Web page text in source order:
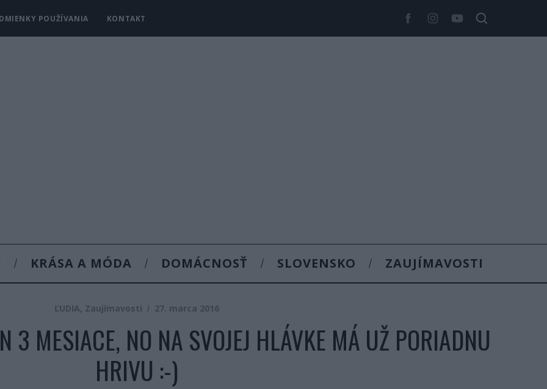
POUŽÍVANIA KONTAKT
KRÁSA A MÓDA DOMÁCNOSŤ SLOVENSKO ZAUJÍMAVOSTI
ĽUDIA, Zaujímavosti 27. marca 2016
3 MESIACE, NO NA SVOJEJ HLÁVKE MÁ UŽ PORIADNU
HRIVU :-)